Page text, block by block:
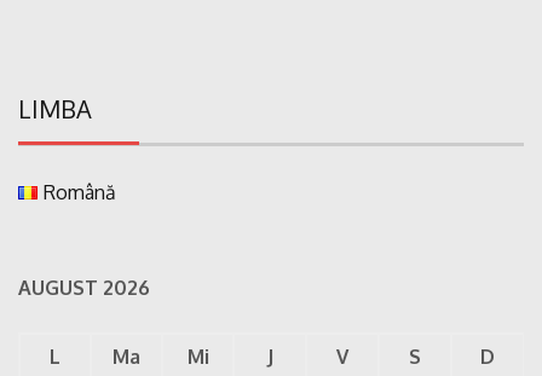
LIMBA
Română
AUGUST 2026
L Ma Mi J V S D